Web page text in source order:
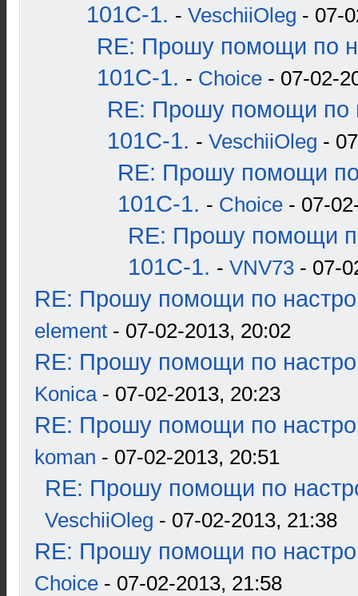
101С-1. - VeschiiOleg - 07-
RE: Прошу помощи по
101С-1. - Choice - 07-02-
RE: Прошу помощи по
101С-1. - VeschiiOleg -
RE: Прошу помощи
101С-1. - Choice - 07-
RE: Прошу помощи
101С-1. - VNV73 - 07-
RE: Прошу помощи по
element - 07-02-2013, 20:02
RE: Прошу помощи по
Konica- 07-02-2013, 20:23
RE: Прошу помощи по
koman - 07-02-2013, 20:51
RE: Прошу помощи по
VeschiiOleg - 07-02-2013, 21:38
RE: Прошу помощи по
Choice - 07-02-2013, 21:58